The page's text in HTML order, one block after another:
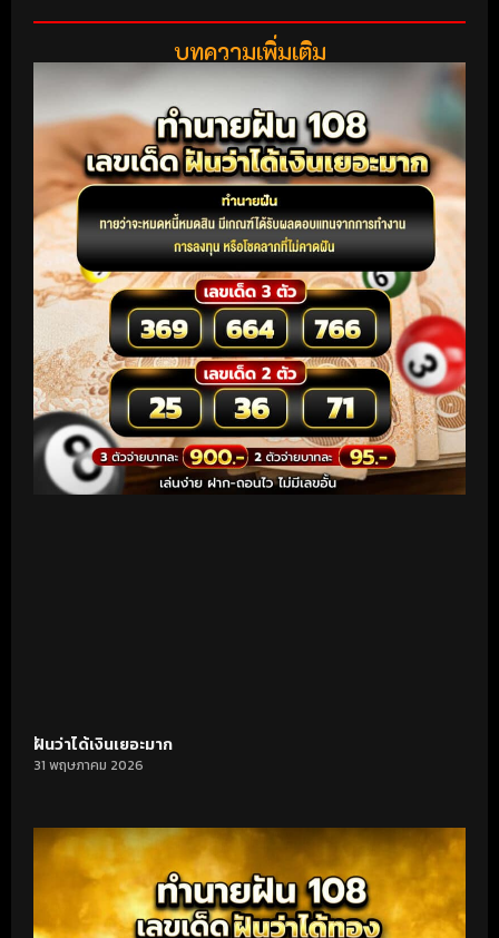
บทความเพิ่มเติม
ฝันว่าได้เงินเยอะมาก
31 พฤษภาคม 2026